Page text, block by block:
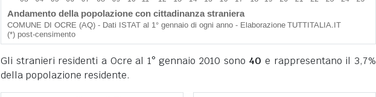
Gli stranieri residenti a Ocre al 1° gennaio 2010 sono 40 e rappresentano il 3,7%
della popolazione residente.